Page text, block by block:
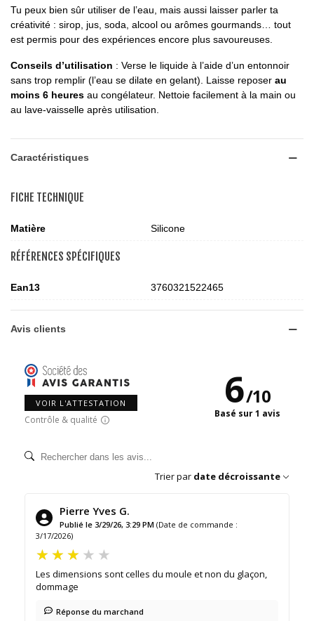
Tu peux bien sûr utiliser de l’eau, mais aussi laisser parler ta
créativité : sirop, jus, soda, alcool ou arômes gourmands… tout
est permis pour des expériences encore plus savoureuses.
Conseils d’utilisation : Verse le liquide à l’aide d’un entonnoir
sans trop remplir (l’eau se dilate en gelant). Laisse reposer au
moins 6 heures au congélateur. Nettoie facilement à la main ou
au lave-vaisselle après utilisation.
Caractéristiques
FICHE TECHNIQUE
Matière Silicone
RÉFÉRENCES SPÉCIFIQUES
Ean13 3760321522465
Avis clients
VOIR L'ATTESTATION
Contrôle & qualité
6/10
Basé sur 1 avis
Trier par date décroissante
Pierre Yves G.
Publié le 3/29/26, 3:29 PM (Date de commande :
3/17/2026)
Les dimensions sont celles du moule et non du glaçon,
dommage
Réponse du marchand